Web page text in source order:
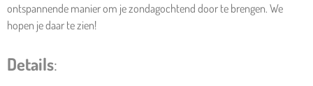
ontspannende manier om je zondagochtend door te brengen. We
hopen je daar te zien!
Details: